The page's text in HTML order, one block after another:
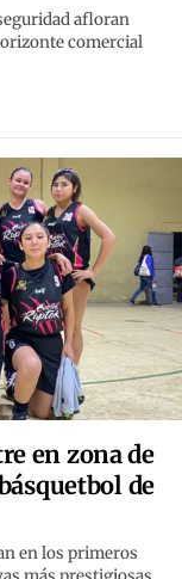
afloran
comercial
en zona de
de
en los primeros